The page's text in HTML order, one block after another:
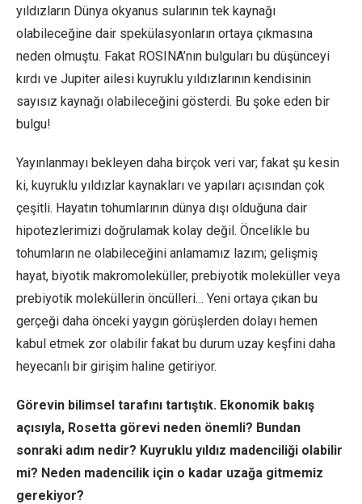
yıldızların Dünya okyanus sularının tek kaynağı
olabileceğine dair spekülasyonların ortaya çıkmasına
neden olmuştu. Fakat ROSINA’nın bulguları bu düşünceyi
kırdı ve Jupiter ailesi kuyruklu yıldızlarının kendisinin
sayısız kaynağı olabileceğini gösterdi. Bu şoke eden bir
bulgu!
Yayınlanmayı bekleyen daha birçok veri var; fakat şu kesin
ki, kuyruklu yıldızlar kaynakları ve yapıları açısından çok
çeşitli. Hayatın tohumlarının dünya dışı olduğuna dair
hipotezlerimizi doğrulamak kolay değil. Öncelikle bu
tohumların ne olabileceğini anlamamız lazım; gelişmiş
hayat, biyotik makromoleküller, prebiyotik moleküller veya
prebiyotik moleküllerin öncülleri… Yeni ortaya çıkan bu
gerçeği daha önceki yaygın görüşlerden dolayı hemen
kabul etmek zor olabilir fakat bu durum uzay keşfini daha
heyecanlı bir girişim haline getiriyor.
Görevin bilimsel tarafını tartıştık. Ekonomik bakış
açısıyla, Rosetta görevi neden önemli? Bundan
sonraki adım nedir? Kuyruklu yıldız madenciliği olabilir
mi? Neden madencilik için o kadar uzağa gitmemiz
gerekiyor?